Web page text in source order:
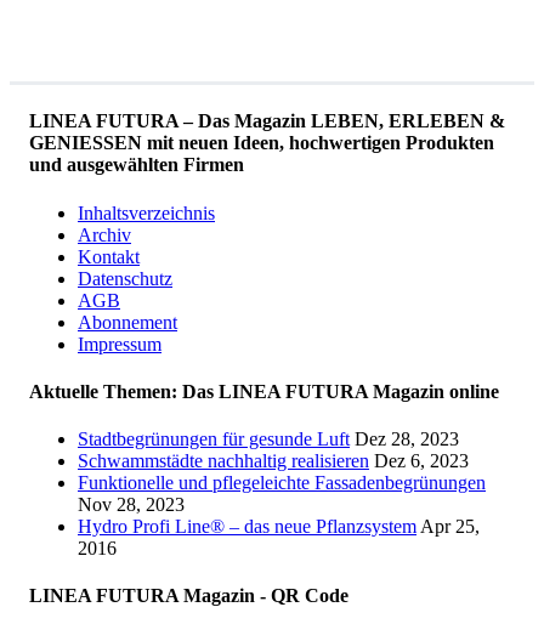
LINEA FUTURA – Das Magazin LEBEN, ERLEBEN &
GENIESSEN mit neuen Ideen, hochwertigen Produkten
und ausgewählten Firmen
Inhaltsverzeichnis
Archiv
Kontakt
Datenschutz
AGB
Abonnement
Impressum
Aktuelle Themen: Das LINEA FUTURA Magazin online
Stadtbegrünungen für gesunde Luft Dez 28, 2023
Schwammstädte nachhaltig realisieren Dez 6, 2023
Funktionelle und pflegeleichte Fassadenbegrünungen
Nov 28, 2023
Hydro Profi Line® – das neue Pflanzsystem Apr 25,
2016
LINEA FUTURA Magazin - QR Code